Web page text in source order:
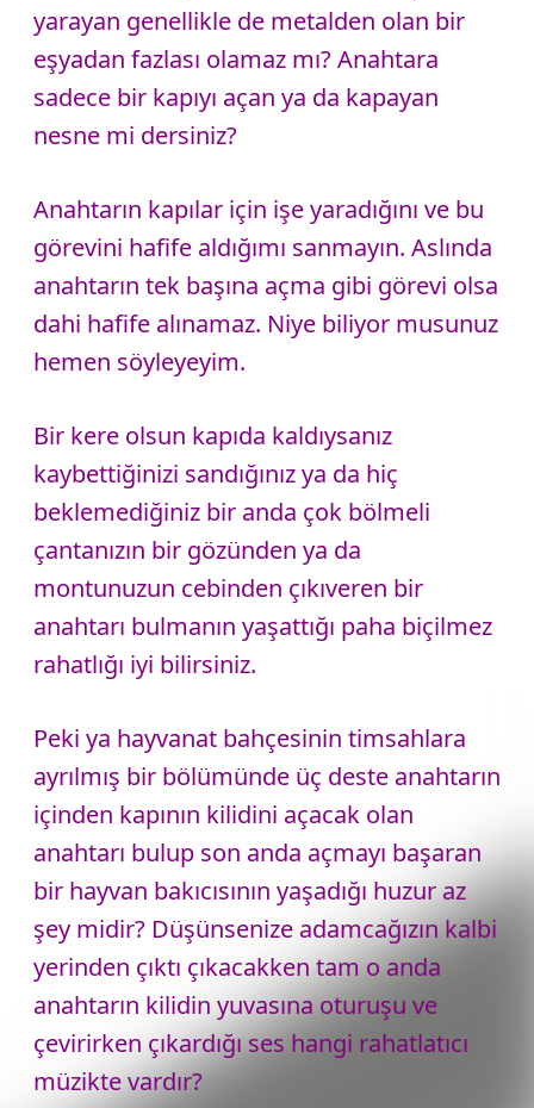
yarayan genellikle de metalden olan bir
eşyadan fazlası olamaz mı? Anahtara
sadece bir kapıyı açan ya da kapayan
nesne mi dersiniz?
Anahtarın kapılar için işe yaradığını ve bu
görevini hafife aldığımı sanmayın. Aslında
anahtarın tek başına açma gibi görevi olsa
dahi hafife alınamaz. Niye biliyor musunuz
hemen söyleyeyim.
Bir kere olsun kapıda kaldıysanız
kaybettiğinizi sandığınız ya da hiç
beklemediğiniz bir anda çok bölmeli
çantanızın bir gözünden ya da
montunuzun cebinden çıkıveren bir
anahtarı bulmanın yaşattığı paha biçilmez
rahatlığı iyi bilirsiniz.
Peki ya hayvanat bahçesinin timsahlara
ayrılmış bir bölümünde üç deste anahtarın
içinden kapının kilidini açacak olan
anahtarı bulup son anda açmayı başaran
bir hayvan bakıcısının yaşadığı huzur az
şey midir? Düşünsenize adamcağızın kalbi
yerinden çıktı çıkacakken tam o anda
anahtarın kilidin yuvasına oturuşu ve
çevirirken çıkardığı ses hangi rahatlatıcı
müzikte vardır?